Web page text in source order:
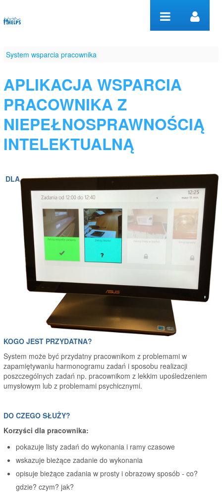
System
pracownika
System wsparcia pracownika
APLIKACJA WSPARCIA
PRACOWNIKA Z
NIEPEŁNOSPRAWNOŚCIĄ
INTELEKTUALNĄ
DLA
KOGO JEST PRZYDATNA?
System może być przydatny pracownikom z problemami w
zapamiętywaniu harmonogramu zadań i sposobu realizacji
poszczególnych zadań np. pracownikom z lekkim upośledzeniem
umysłowym lub z problemami psychicznymi.
DO CZEGO SŁUŻY?
Korzyści dla pracownika:
pokazuje listy zadań do wykonania i ramy czasowe
wskazuje bieżące zadanie do wykonania
opisuje bieżące zadania w prosty i obrazowy sposób - co?
gdzie? czym? jak?